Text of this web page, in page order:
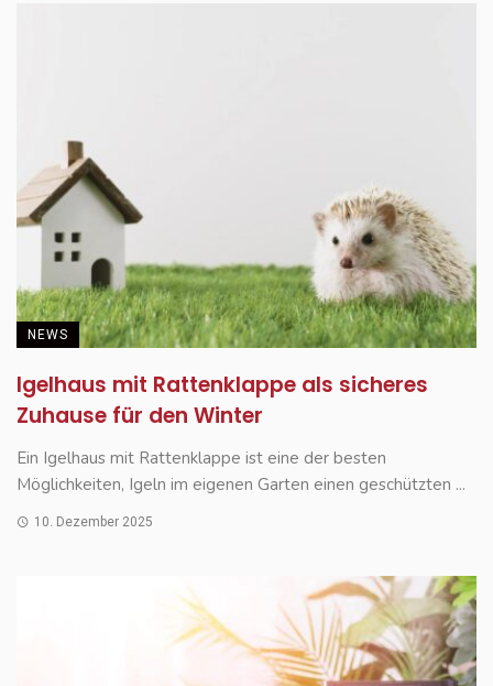
NEWS
Igelhaus mit Rattenklappe als sicheres
Zuhause für den Winter
Ein Igelhaus mit Rattenklappe ist eine der besten
Möglichkeiten, Igeln im eigenen Garten einen geschützten ...
10. Dezember 2025